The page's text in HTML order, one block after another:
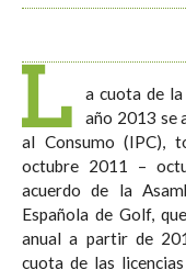
L
a cuota de
año 2013 se
al Consumo (IPC),
octubre 2011 –
acuerdo de la
Española de Golf,
anual a partir de
cuota de las